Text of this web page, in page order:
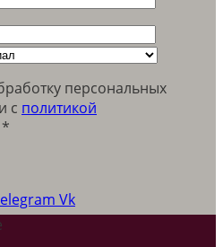
персональных
c политикой
*
Vk